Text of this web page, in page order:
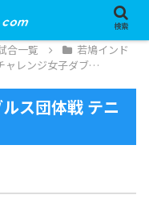
合一覧
若鳩インド
ャレンジ女子ダブ…
ス団体戦 テニ
検索